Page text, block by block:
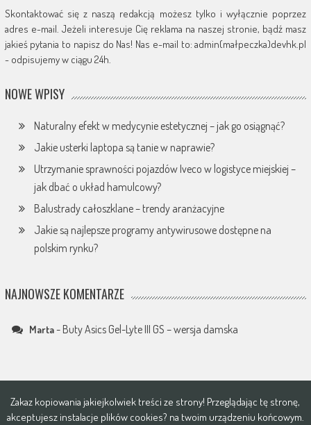
Skontaktować się z naszą redakcją możesz tylko i wyłącznie poprzez
adres e-mail. Jeżeli interesuje Cię reklama na naszej stronie, bądź masz
jakieś pytania to napisz do Nas! Nas e-mail to: admin(małpeczka)devhk.pl
- odpisujemy w ciągu 24h.
NOWE WPISY
Naturalny efekt w medycynie estetycznej – jak go osiągnąć?
Jakie usterki laptopa są tanie w naprawie?
Utrzymanie sprawności pojazdów Iveco w logistyce miejskiej –
jak dbać o układ hamulcowy?
Balustrady całoszklane – trendy aranżacyjne
Jakie są najlepsze programy antywirusowe dostępne na
polskim rynku?
NAJNOWSZE KOMENTARZE
Marta- Buty Asics Gel-Lyte III GS – wersja damska
Zakaz kopiowania jakiejkolwiek treści ze strony! Przeglądając tę stronę,
akceptujesz instalacje plików cookies? na twoim urządzeniu końcowym.